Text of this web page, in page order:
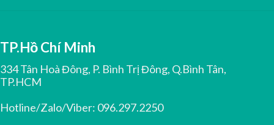
TP.Hồ Chí Minh
334 Tân Hoà Đông, P. Bình Trị Đông, Q.Bình Tân,
TP.HCM
Hotline/Zalo/Viber: 096.297.2250